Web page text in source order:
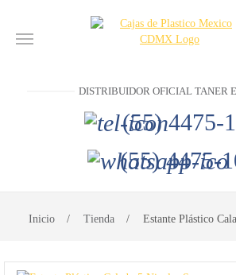
DISTRIBUIDOR OFICIAL TANER
(55) 4475-
(55) 4475-
CONTACTO
TANER EN
(55)
Inicio Tienda Estante Plástico